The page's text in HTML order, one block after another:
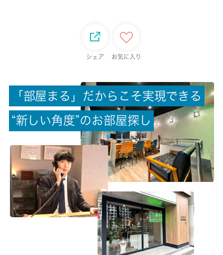
償却/敷引
-/-
権利金/雑費
-/-
総戸数
8戸
現状/入居可能日
シェア お気に入り
「 部屋 ま る 」 だ か ら こ そ実現で き る
“新 し い角 度”のお部屋探 し